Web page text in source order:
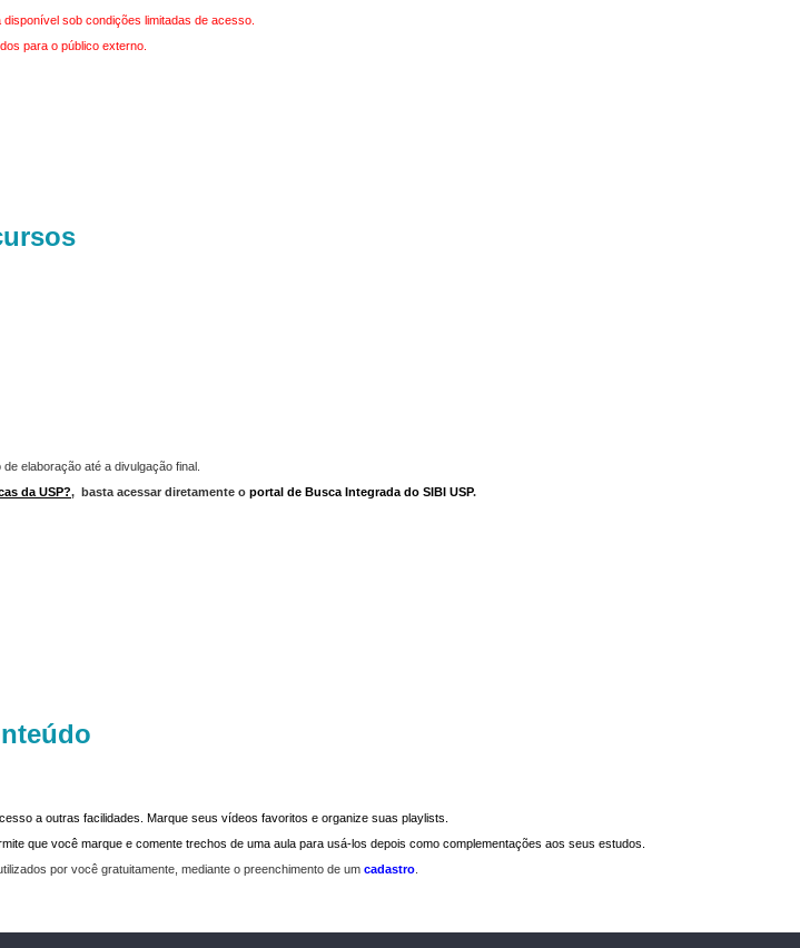
sob condições limitadas de acesso.
para o público externo.
elaboração até a divulgação final.
da USP?, basta acessar diretamente o portal de Busca Integrada do SIBI USP.
a outras facilidades. Marque seus vídeos favoritos e organize suas playlists.
que você marque e comente trechos de uma aula para usá-los depois como complementações aos seus estudos.
por você gratuitamente, mediante o preenchimento de um cadastro